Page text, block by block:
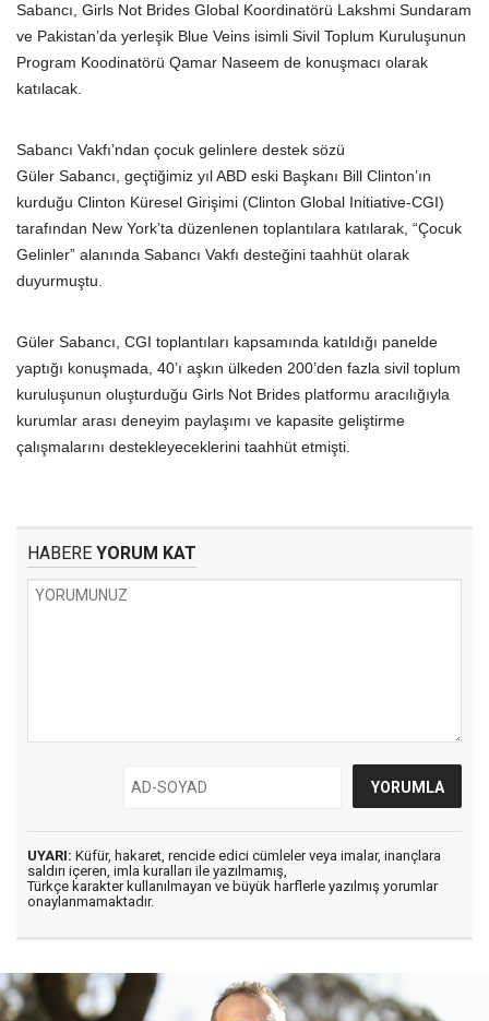
Sabancı, Girls Not Brides Global Koordinatörü Lakshmi Sundaram
ve Pakistan’da yerleşik Blue Veins isimli Sivil Toplum Kuruluşunun
Program Koodinatörü Qamar Naseem de konuşmacı olarak
katılacak.
Sabancı Vakfı’ndan çocuk gelinlere destek sözü
Güler Sabancı, geçtiğimiz yıl ABD eski Başkanı Bill Clinton’ın
kurduğu Clinton Küresel Girişimi (Clinton Global Initiative-CGI)
tarafından New York’ta düzenlenen toplantılara katılarak, “Çocuk
Gelinler” alanında Sabancı Vakfı desteğini taahhüt olarak
duyurmuştu.
Güler Sabancı, CGI toplantıları kapsamında katıldığı panelde
yaptığı konuşmada, 40’ı aşkın ülkeden 200’den fazla sivil toplum
kuruluşunun oluşturduğu Girls Not Brides platformu aracılığıyla
kurumlar arası deneyim paylaşımı ve kapasite geliştirme
çalışmalarını destekleyeceklerini taahhüt etmişti.
HABERE YORUM KAT
UYARI: Küfür, hakaret, rencide edici cümleler veya imalar, inançlara
saldırı içeren, imla kuralları ile yazılmamış,
Türkçe karakter kullanılmayan ve büyük harflerle yazılmış yorumlar
onaylanmamaktadır.